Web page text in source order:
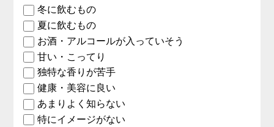
冬に飲むもの
夏に飲むもの
お酒・アルコールが入っていそう
甘い・こってり
独特な香りが苦手
健康・美容に良い
あまりよく知らない
特にイメージがない